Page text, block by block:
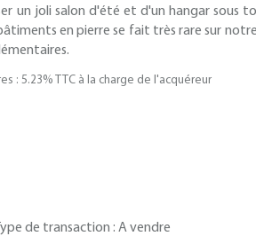
un joli salon d'été et d'un hangar sous
en pierre se fait très rare sur
: 5.23% TTC à la charge de l'acquéreur
Type de transaction : A vendre